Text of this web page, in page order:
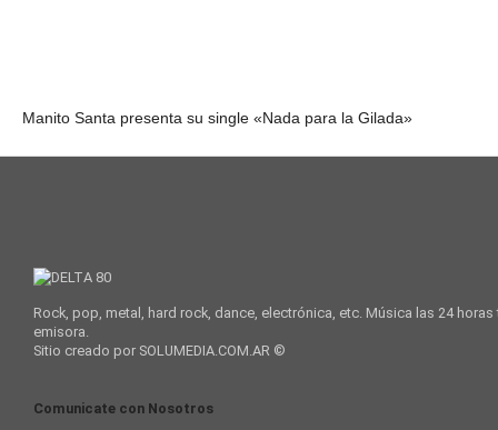
Manito Santa presenta su single «Nada para la Gilada»
Rock, pop, metal, hard rock, dance, electrónica, etc. Música las 24
emisora.
Sitio creado por SOLUMEDIA.COM.AR ©
Comunicate con Nosotros